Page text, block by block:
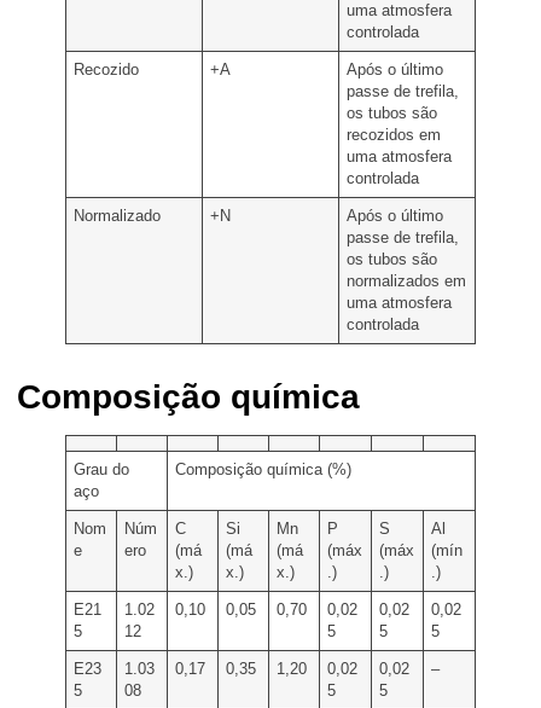
uma atmosfera
controlada
Recozido +A
Após o último
passe de trefila,
os tubos são
recozidos em
uma atmosfera
controlada
Normalizado +N
Após o último
passe de trefila,
os tubos são
normalizados em
uma atmosfera
controlada
Composição química​
Grau do
aço
Composição química (%)
Nom
e
Núm
ero
C
(má
x.)
Si
(má
x.)
Mn
(má
x.)
P
(máx
.)
S
(máx
.)
Al
(mín
.)
E21
5
1.02
12
0,10 0,05 0,70
0,02
5
0,02
5
0,02
5
E23
5
1.03
08
0,17 0,35 1,20
0,02
5
0,02
5
–